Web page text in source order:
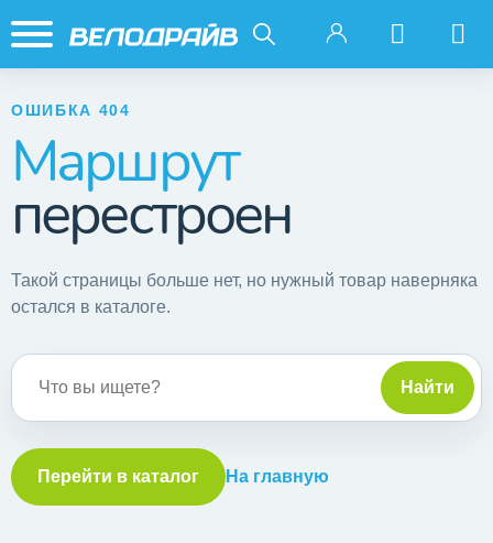
ОШИБКА 404
Маршрут
перестроен
Такой страницы больше нет, но нужный товар наверняка
остался в каталоге.
Найти
Перейти в каталог На главную